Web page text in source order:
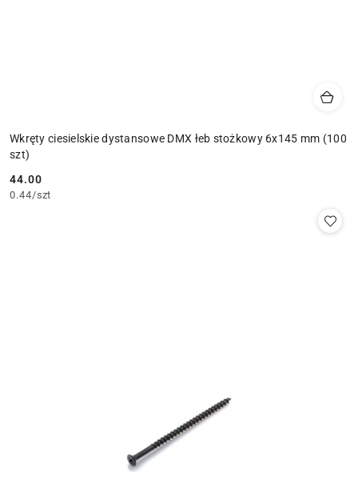
Wkręty ciesielskie dystansowe DMX łeb stożkowy 6x145 mm (100
szt)
Cena:
44.00
0.44/szt